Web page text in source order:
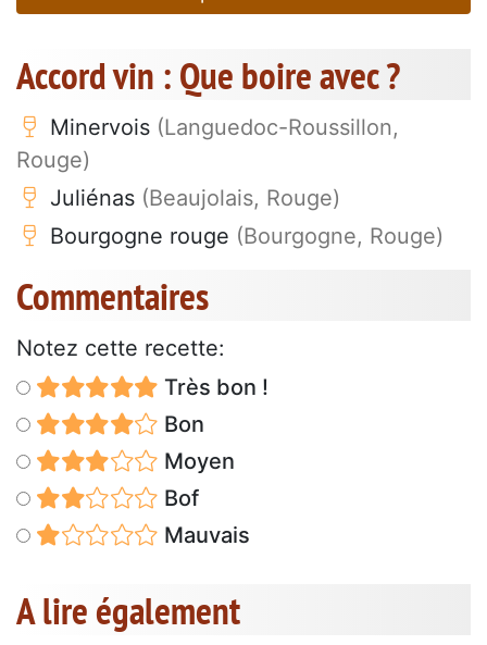
Accord vin : Que boire avec ?
Minervois (Languedoc-Roussillon,
Rouge)
Juliénas (Beaujolais, Rouge)
Bourgogne rouge (Bourgogne, Rouge)
Commentaires
Notez cette recette:
Très bon !
Bon
Moyen
Bof
Mauvais
A lire également